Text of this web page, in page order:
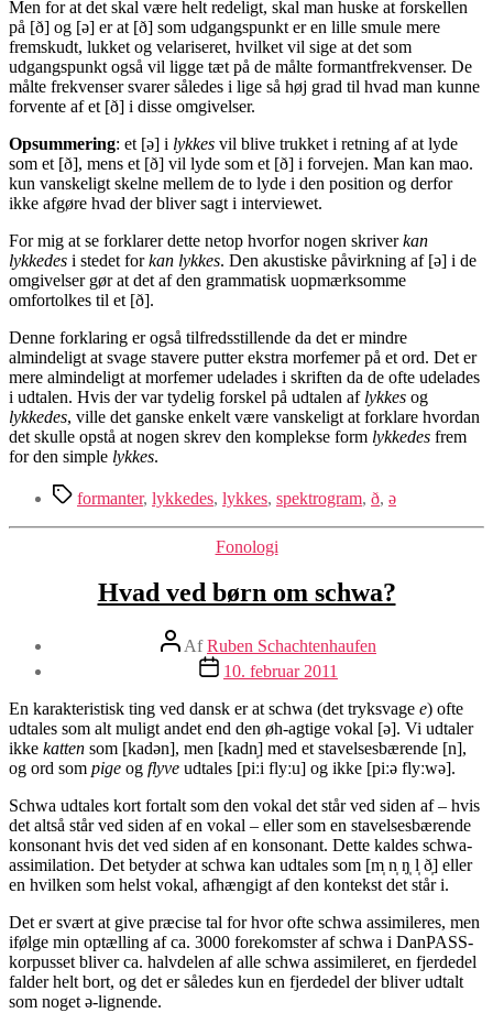
Men for at det skal være helt redeligt, skal man huske at forskellen
på [ð] og [ə] er at [ð] som udgangspunkt er en lille smule mere
fremskudt, lukket og velariseret, hvilket vil sige at det som
udgangspunkt også vil ligge tæt på de målte formantfrekvenser. De
målte frekvenser svarer således i lige så høj grad til hvad man kunne
forvente af et [ð] i disse omgivelser.
Opsummering: et [ə] i lykkes vil blive trukket i retning af at lyde
som et [ð], mens et [ð] vil lyde som et [ð] i forvejen. Man kan mao.
kun vanskeligt skelne mellem de to lyde i den position og derfor
ikke afgøre hvad der bliver sagt i interviewet.
For mig at se forklarer dette netop hvorfor nogen skriverkan
lykkedes i stedet forkan lykkes. Den akustiske påvirkning af [ə] i de
omgivelser gør at det af den grammatisk uopmærksomme
omfortolkes til et [ð].
Denne forklaring er også tilfredsstillende da det er mindre
almindeligt at svage stavere putter ekstra morfemer på et ord. Det er
mere almindeligt at morfemer udelades i skriften da de ofte udelades
i udtalen. Hvis der var tydelig forskel på udtalen af lykkes og
lykkedes, ville det ganske enkelt være vanskeligt at forklare hvordan
det skulle opstå at nogen skrev den komplekse form lykkedes frem
for den simple lykkes.
Tagsformanter, lykkedes, lykkes, spektrogram, ð, ə
Kategorier
Fonologi
Hvad ved børn om schwa?
Indlægsforfatter
AfRuben Schachtenhaufen
Indlægsdato
10. februar 2011
En karakteristisk ting ved dansk er at schwa (det tryksvage e) ofte
udtales som alt muligt andet end den øh-agtige vokal [ə]. Vi udtaler
ikke katten som [kadən], men [kadn̩] med et stavelsesbærende [n],
og ord som pige og flyve udtales [piːi flyːu] og ikke [piːə flyːwə].
Schwa udtales kort fortalt som den vokal det står ved siden af – hvis
det altså står ved siden af en vokal – eller som en stavelsesbærende
konsonant hvis det ved siden af en konsonant. Dette kaldes schwa-
assimilation. Det betyder at schwa kan udtales som [m̩ n̩ ŋ̩ l̩ ð̩] eller
en hvilken som helst vokal, afhængigt af den kontekst det står i.
Det er svært at give præcise tal for hvor ofte schwa assimileres, men
ifølge min optælling af ca. 3000 forekomster af schwa i DanPASS-
korpusset bliver ca. halvdelen af alle schwa assimileret, en fjerdedel
falder helt bort, og det er således kun en fjerdedel der bliver udtalt
som noget ə-lignende.